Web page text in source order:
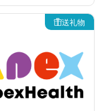
送礼物